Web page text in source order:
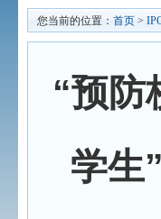
您当前的位置： 首页 >
“预防
学生